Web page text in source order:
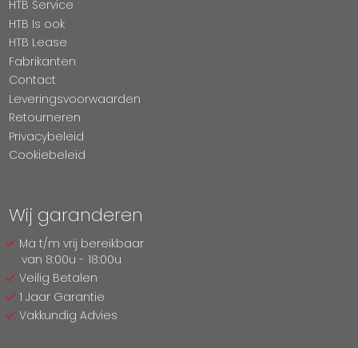
HTB Service
HTB Is ook
HTB Lease
Fabrikanten
Contact
Leveringsvoorwaarden
Retourneren
Privacybeleid
Cookiebeleid
Wij garanderen
Ma t/m vrij bereikbaar
van 8:00u - 18:00u
Veilig Betalen
1 Jaar Garantie
Vakkundig Advies